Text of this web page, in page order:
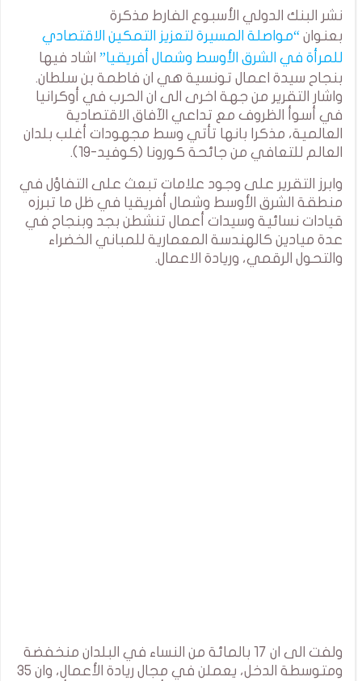
نشر البنك الدولي الأسبوع الفارط مذكرة
بعنوان “مواصلة المسيرة لتعزيز التمكين الاقتصادي
للمرأة في الشرق الأوسط وشمال أفريقيا” اشاد فيها
بنجاح سيدة اعمال تونسية هي ان فاطمة بن سلطان.
واشار التقرير من جهة اخرى الى ان الحرب في أوكرانيا
في أسوأ الظروف مع تداعي الآفاق الاقتصادية
العالمية، مذكرا بانها تأتي وسط مجهودات أغلب بلدان
العالم للتعافي من جائحة كورونا (كوفيد-19).
وابرز التقرير على وجود علامات تبعث على التفاؤل في
منطقة الشرق الأوسط وشمال أفريقيا في ظل ما تبرزه
قيادات نسائية وسيدات أعمال تنشطن بجد وبنجاح في
عدة ميادين كالهندسة المعمارية للمباني الخضراء
والتحول الرقمي، وريادة الاعمال.
ولفت الى ان 17 بالمائة من النساء في البلدان منخفضة
ومتوسطة الدخل، يعملن في مجال ريادة الأعمال، وان 35